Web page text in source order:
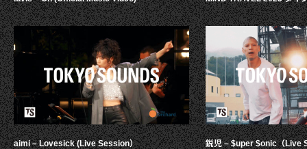
aimi – Lovesick (Live Session） 鋭児 – $uper $onic（Live